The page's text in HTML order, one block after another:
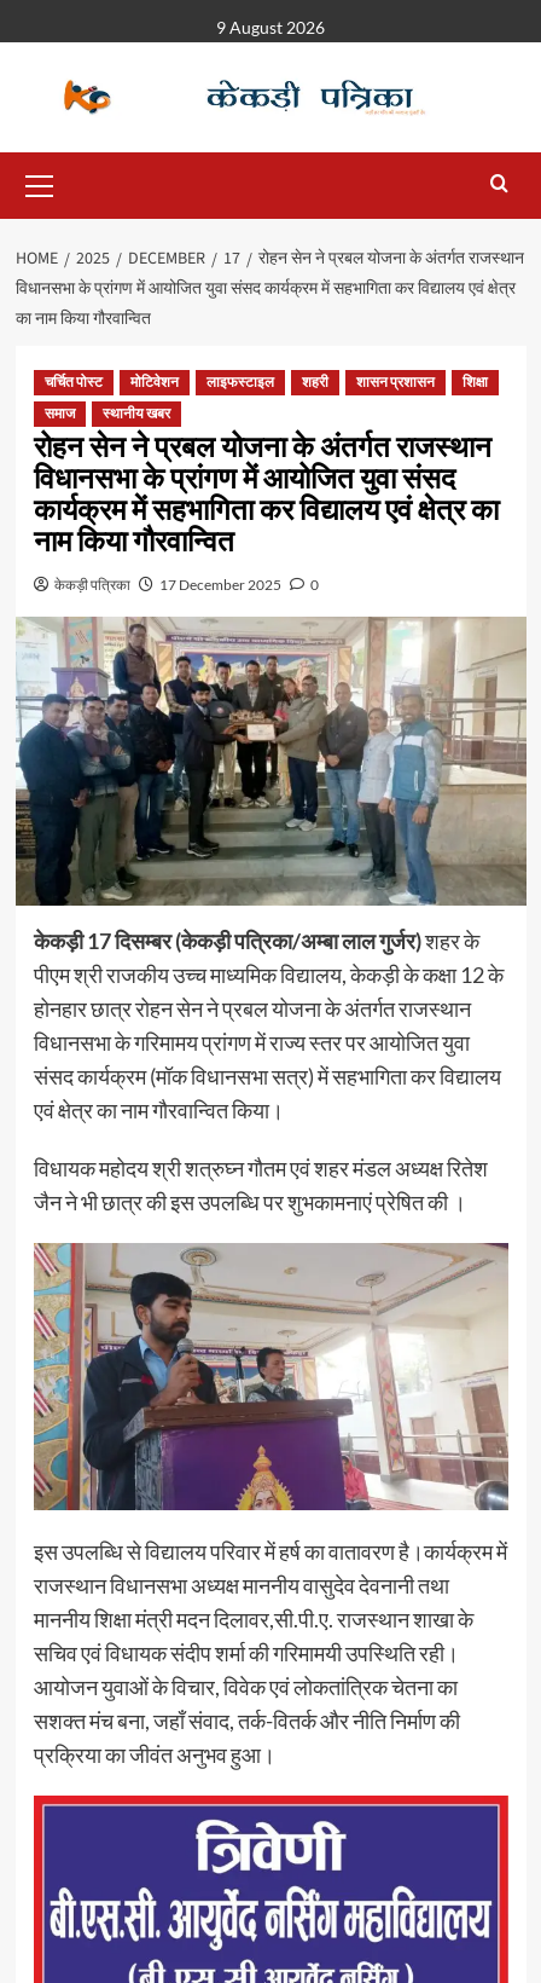
9 August 2026
HOME 2025 DECEMBER 17
रोहन सेन ने प्रबल योजना के अंतर्गत राजस्थान
विधानसभा के प्रांगण में आयोजित युवा संसद कार्यक्रम में सहभागिता कर विद्यालय एवं क्षेत्र
का नाम किया गौरवान्वित
चर्चित पोस्ट मोटिवेशन लाइफस्टाइल शहरी शासन प्रशासन
शिक्षा
समाज
स्थानीय खबर
रोहन सेन ने प्रबल योजना के अंतर्गत राजस्थान
विधानसभा के प्रांगण में आयोजित युवा संसद
कार्यक्रम में सहभागिता कर विद्यालय एवं क्षेत्र का
नाम किया गौरवान्वित
केकड़ी पत्रिका 17 December 2025 0
केकड़ी 17 दिसम्बर (केकड़ी पत्रिका/अम्बा लाल गुर्जर)शहर के
पीएम श्री राजकीय उच्च माध्यमिक विद्यालय, केकड़ी के कक्षा 12 के
होनहार छात्र रोहन सेन ने प्रबल योजना के अंतर्गत राजस्थान
विधानसभा के गरिमामय प्रांगण में राज्य स्तर पर आयोजित युवा
संसद कार्यक्रम (मॉक विधानसभा सत्र) में सहभागिता कर विद्यालय
एवं क्षेत्र का नाम गौरवान्वित किया।
विधायक महोदय श्री शत्रुघ्न गौतम एवं शहर मंडल अध्यक्ष रितेश
जैन ने भी छात्र की इस उपलब्धि पर शुभकामनाएं प्रेषित की ।
इस उपलब्धि से विद्यालय परिवार में हर्ष का वातावरण है।कार्यक्रम में
राजस्थान विधानसभा अध्यक्ष माननीय वासुदेव देवनानी तथा
माननीय शिक्षा मंत्री मदन दिलावर,सी.पी.ए. राजस्थान शाखा के
सचिव एवं विधायक संदीप शर्मा की गरिमामयी उपस्थिति रही।
आयोजन युवाओं के विचार, विवेक एवं लोकतांत्रिक चेतना का
सशक्त मंच बना, जहाँ संवाद, तर्क-वितर्क और नीति निर्माण की
प्रक्रिया का जीवंत अनुभव हुआ।